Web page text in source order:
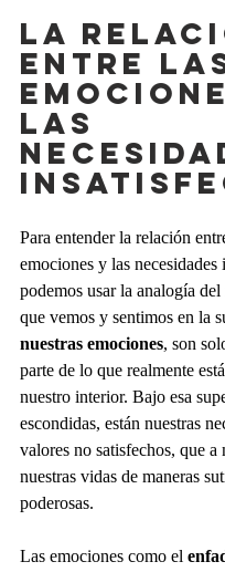
LA
ENTRE
LAS
Para entender la relación
emociones y las necesidades
podemos usar la analogía
que vemos y sentimos en la
nuestras emociones, son
parte de lo que realmente
nuestro interior. Bajo esa
escondidas, están nuestras
valores no satisfechos, que a
nuestras vidas de maneras
poderosas.
Las emociones como el